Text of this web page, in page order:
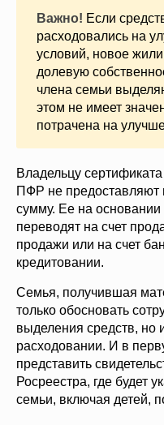
Важно! Если
расходовались на
условий, новое
долевую
члена семьи
этом не имеет
потрачена на
Владельцу
ПФР не предоставляют
сумму. Ее на
переводят на счет
продажи или на счет
кредитовании.
Семья, получившая
только обосновать
выделения средств, но
расходовании. И в
представить
Росреестра, где будет
семьи, включая детей,